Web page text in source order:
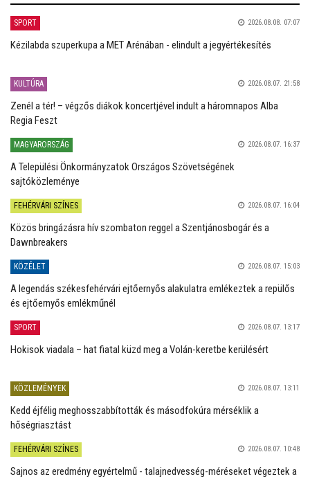
SPORT 2026.08.08. 07:07
Kézilabda szuperkupa a MET Arénában - elindult a jegyértékesítés
KULTÚRA 2026.08.07. 21:58
Zenél a tér! – végzős diákok koncertjével indult a háromnapos Alba
Regia Feszt
MAGYARORSZÁG 2026.08.07. 16:37
A Települési Önkormányzatok Országos Szövetségének
sajtóközleménye
FEHÉRVÁRI SZÍNES 2026.08.07. 16:04
Közös bringázásra hív szombaton reggel a Szentjánosbogár és a
Dawnbreakers
KÖZÉLET 2026.08.07. 15:03
A legendás székesfehérvári ejtőernyős alakulatra emlékeztek a repülős
és ejtőernyős emlékműnél
SPORT 2026.08.07. 13:17
Hokisok viadala – hat fiatal küzd meg a Volán-keretbe kerülésért
KÖZLEMÉNYEK 2026.08.07. 13:11
Kedd éjfélig meghosszabbították és másodfokúra mérséklik a
hőségriasztást
FEHÉRVÁRI SZÍNES 2026.08.07. 10:48
Sajnos az eredmény egyértelmű - talajnedvesség-méréseket végeztek a